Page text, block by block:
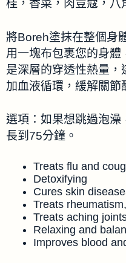
桂，香菜，肉荳蔻，八
將Boreh塗抹在整個身
用一塊布包裹您的身體
是深層的穿透性熱量
加血液循環，緩解關節
選項：如果想跳過泡澡
長到75分鐘。
Treats flu and
Detoxifying
Cures skin
Treats
Treats aching
Relaxing and
Improves blood